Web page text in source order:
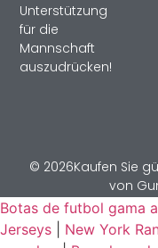
Unterstützung
für die
Mannschaft
auszudrücken!
© 2026Kaufen Sie
von
Botas de futbol gama
Jerseys
New York